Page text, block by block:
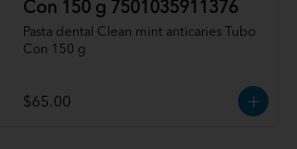
Con 150 g 7501035911376
Pasta dental Clean mint anticaries Tubo
Con 150 g
$65.00